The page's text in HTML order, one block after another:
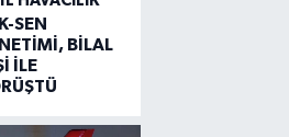
SEN
BİLAL
İLE